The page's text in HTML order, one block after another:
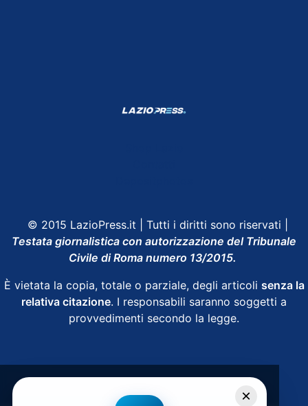
© 2015 LazioPress.it | Tutti i diritti sono riservati |
Testata giornalistica con autorizzazione del Tribunale
Civile di Roma numero 13/2015.
È vietata la copia, totale o parziale, degli articoli senza la
relativa citazione. I responsabili saranno soggetti a
provvedimenti secondo la legge.
×